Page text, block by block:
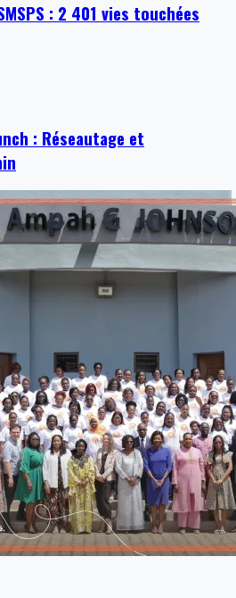
: 2 401 vies touchées
: Réseautage et